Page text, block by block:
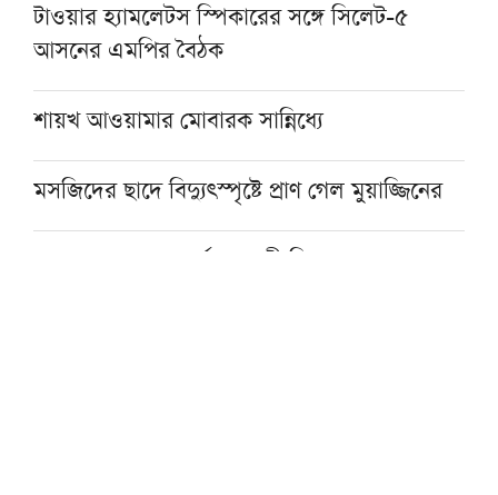
টাওয়ার হ্যামলেটস স্পিকারের সঙ্গে সিলেট-৫
আসনের এমপির বৈঠক
শায়খ আওয়ামার মোবারক সান্নিধ্যে
মসজিদের ছাদে বিদ্যুৎস্পৃষ্টে প্রাণ গেল মুয়াজ্জিনের
মুহাম্মদ (সা.)-কে সর্বশেষ নবী বিশ্বাস না করলে